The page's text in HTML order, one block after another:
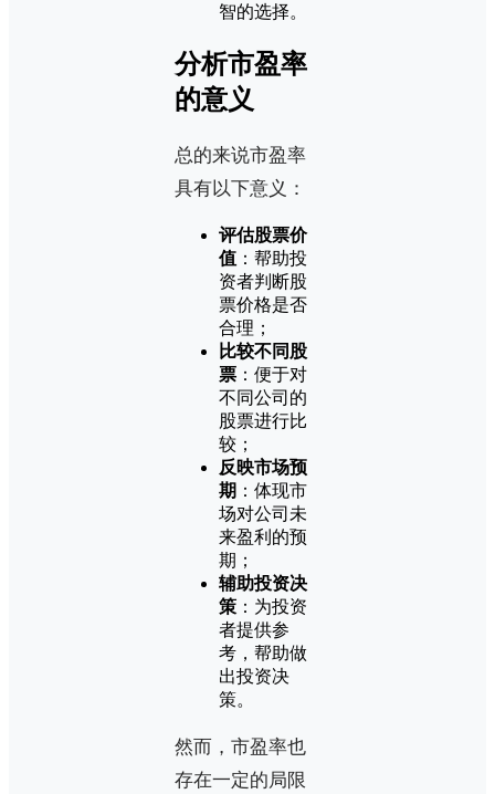
智的选择。
分析市盈率
的意义
总的来说市盈率
具有以下意义：
评估股票价
值 ：帮助投
资者判断股
票价格是否
合理；
比较不同股
票 ：便于对
不同公司的
股票进行比
较；
反映市场预
期 ：体现市
场对公司未
来盈利的预
期；
辅助投资决
策 ：为投资
者提供参
考，帮助做
出投资决
策。
然而，市盈率也
存在一定的局限